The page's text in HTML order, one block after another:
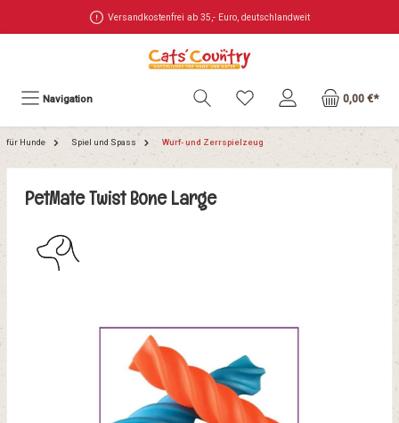
Versandkostenfrei ab 35,- Euro, deutschlandweit
Navigation 0,00 €*
für Hunde Spiel und Spass Wurf- und Zerrspielzeug
PetMate Twist Bone Large